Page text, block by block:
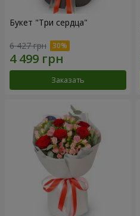
Букет "Три сердца"
6 427 грн
Заказать